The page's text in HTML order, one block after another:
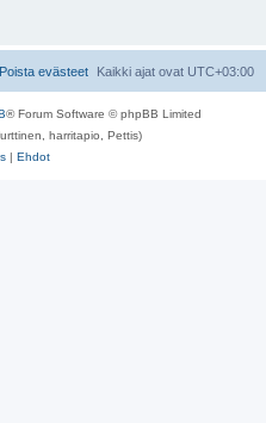
Kaikki ajat ovat UTC+03:00
Poista evästeet
® Forum Software © phpBB Limited
harritapio, Pettis)
| Ehdot